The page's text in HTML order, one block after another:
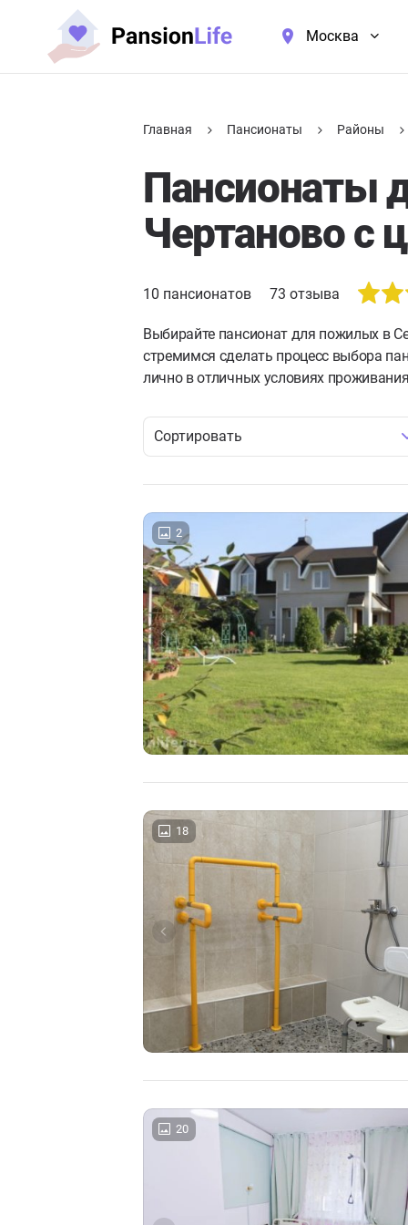
Москва
Главная Пансионаты Районы
Пансионаты
Чертаново с
10 пансионатов 73 отзыва
Выбирайте пансионат для пожилых в
стремимся сделать процесс выбора
лично в отличных условиях
Сортировать
2
18
20